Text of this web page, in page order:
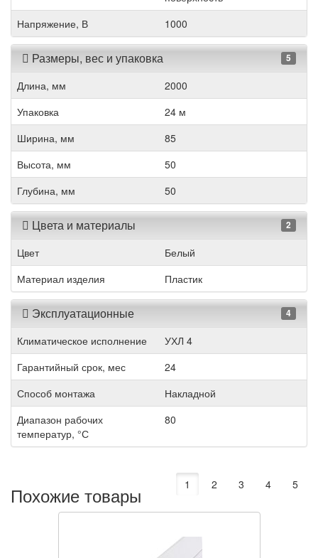
Напряжение, В
1000
Размеры, вес и упаковка 5
Длина, мм
2000
Упаковка
24 м
Ширина, мм
85
Высота, мм
50
Глубина, мм
50
Цвета и материалы 2
Цвет
Белый
Материал изделия
Пластик
Эксплуатационные 4
Климатическое исполнение
УХЛ 4
Гарантийный срок, мес
24
Способ монтажа
Накладной
Диапазон рабочих
температур, °С
80
Похожие товары 1 2 3 4 5